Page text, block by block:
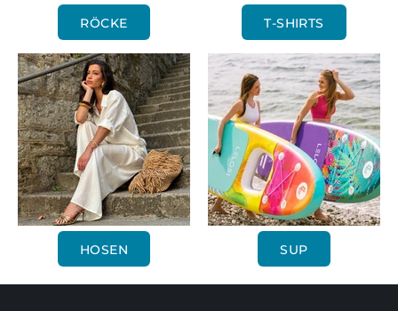
RÖCKE T-SHIRTS
HOSEN SUP